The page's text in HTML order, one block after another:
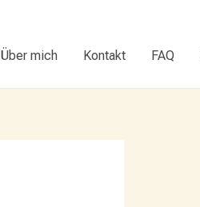
Über mich Kontakt FAQ